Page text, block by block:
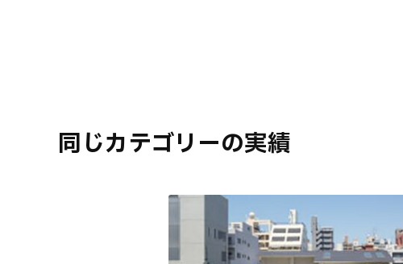
同じカテゴリーの実績